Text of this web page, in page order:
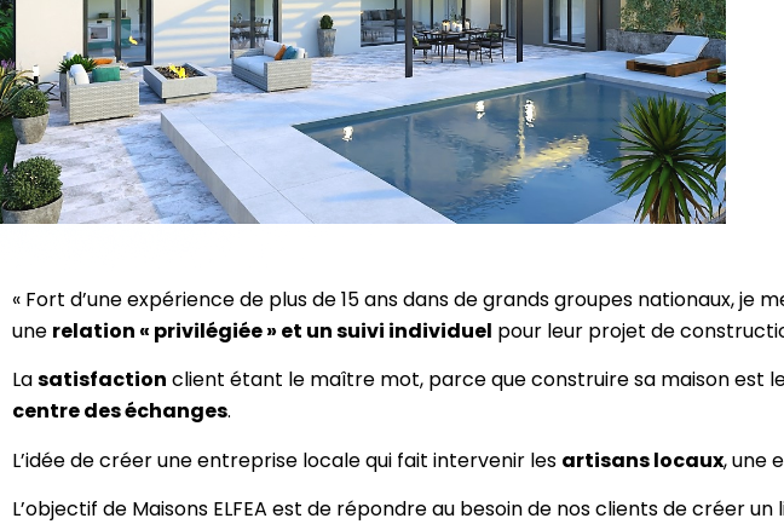
« Fort d’une expérience de plus de 15 ans dans de grands groupes nationaux,
une relation « privilégiée » et un suivi individuel pour leur projet de
Lasatisfaction client étant le maître mot, parce que construire sa maison est
centre des échanges.
L’idée de créer une entreprise locale qui fait intervenir les artisans locaux, une
L’objectif de Maisons ELFEA est de répondre au besoin de nos clients de créer un